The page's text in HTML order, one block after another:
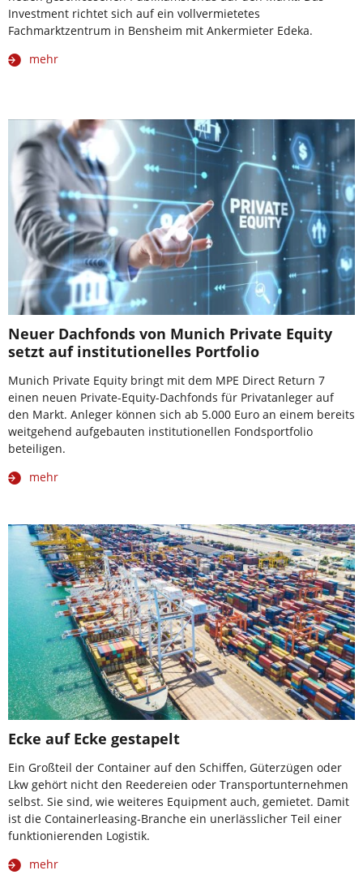
Investment richtet sich auf ein vollvermietetes
Fachmarktzentrum in Bensheim mit Ankermieter Edeka.
mehr
Neuer Dachfonds von Munich Private Equity
setzt auf institutionelles Portfolio
Munich Private Equity bringt mit dem MPE Direct Return 7
einen neuen Private-Equity-Dachfonds für Privatanleger auf
den Markt. Anleger können sich ab 5.000 Euro an einem bereits
weitgehend aufgebauten institutionellen Fondsportfolio
beteiligen.
mehr
Ecke auf Ecke gestapelt
Ein Großteil der Container auf den Schiffen, Güterzügen oder
Lkw gehört nicht den Reedereien oder Transportunternehmen
selbst. Sie sind, wie weiteres Equipment auch, gemietet. Damit
ist die Containerleasing-Branche ein unerlässlicher Teil einer
funktionierenden Logistik.
mehr